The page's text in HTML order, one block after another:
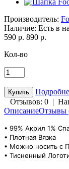
Производитель:
Наличие: Есть в
590 р. 890 р.
Кол-во
Отзывов: 0 |
ОписаниеОтзывы
• 99% Акрил 1%
• Плотная Вязка
• Можно носить с
• Тисненный